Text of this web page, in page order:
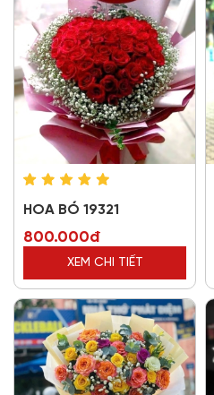
HOA BÓ 19321
800.000đ
XEM CHI TIẾT